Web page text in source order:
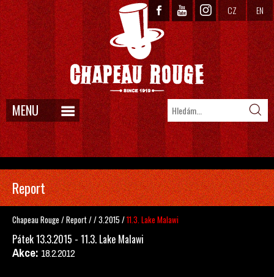
CZ EN
MENU
Report
Chapeau Rouge /Report//3.2015 /11.3. Lake Malawi
Pátek 13.3.2015 - 11.3. Lake Malawi
Akce: 18.2.2012